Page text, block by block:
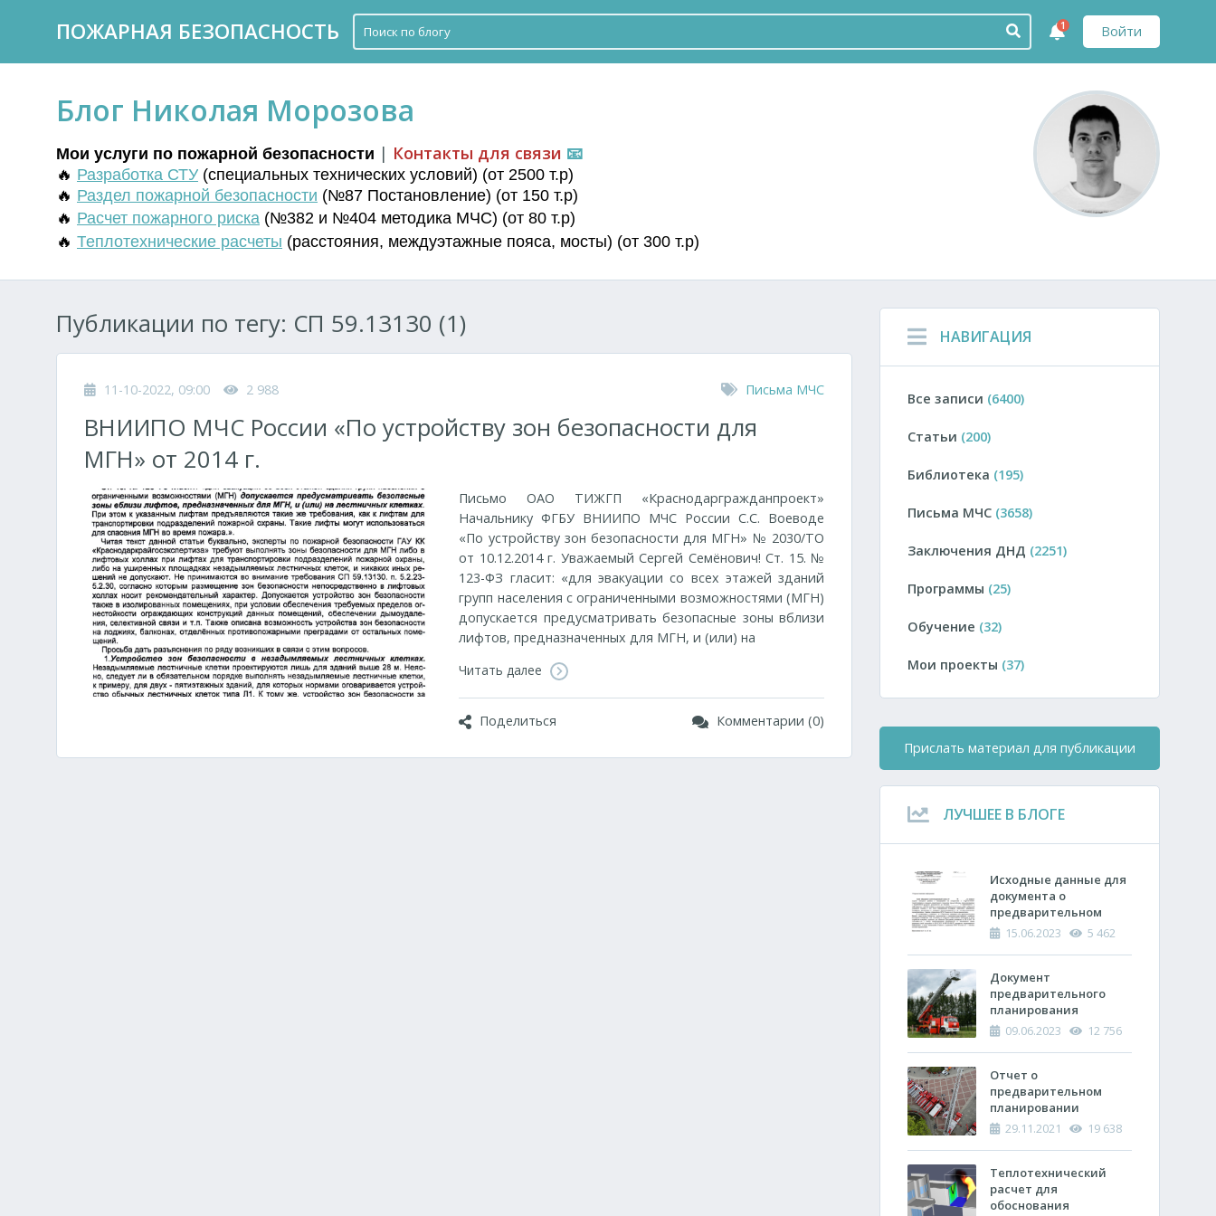
ПОЖАРНАЯ БЕЗОПАСНОСТЬ Войти
1
Блог Николая Морозова
Мои услуги по пожарной безопасности | Контакты для связи 📧
🔥 Разработка СТУ (специальных технических условий) (от 2500 т.р)
🔥 Раздел пожарной безопасности (№87 Постановление) (от 150 т.р)
🔥 Расчет пожарного риска (№382 и №404 методика МЧС) (от 80 т.р)
🔥 Теплотехнические расчеты (расстояния, междуэтажные пояса, мосты) (от 300 т.р)
Публикации по тегу: СП 59.13130 (1)
11-10-2022, 09:00 2 988 Письма МЧС
ВНИИПО МЧС России «По устройству зон безопасности для
МГН» от 2014 г.
Письмо ОАО ТИЖГП «Краснодаргражданпроект»
Начальнику ФГБУ ВНИИПО МЧС России С.С. Воеводе
«По устройству зон безопасности для МГН» № 2030/ТО
от 10.12.2014 г. Уважаемый Сергей Семёнович! Ст. 15. №
123-ФЗ гласит: «для эвакуации со всех этажей зданий
групп населения с ограниченными возможностями (МГН)
допускается предусматривать безопасные зоны вблизи
лифтов, предназначенных для МГН, и (или) на
Читать далее
Поделиться Комментарии (0)
НАВИГАЦИЯ
Все записи (6400)
Статьи (200)
Библиотека (195)
Письма МЧС (3658)
Заключения ДНД (2251)
Программы (25)
Обучение (32)
Мои проекты (37)
Прислать материал для публикации
ЛУЧШЕЕ В БЛОГЕ
Исходные данные для
документа о
предварительном
планировании
подразделений по
тушению пожара
15.06.2023 5 462
Документ
предварительного
планирования
действий по тушению
спасательных работ
(ОПП)
09.06.2023 12 756
Отчет о
предварительном
планировании
действий пожарно-
тушению пожара и
проведению
аварийно-
29.11.2021 19 638
Теплотехнический
расчет ​для
обоснования